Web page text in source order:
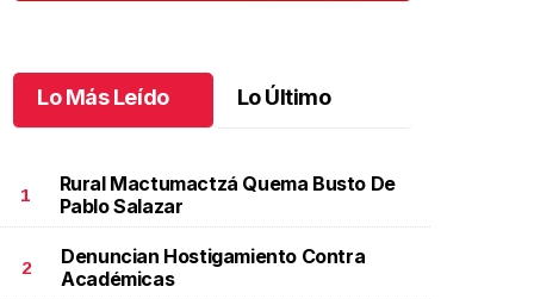
Lo Más Leído Lo Último
1
Rural Mactumactzá Quema Busto De
Pablo Salazar
2
Denuncian Hostigamiento Contra
Académicas